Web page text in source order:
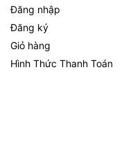
Đăng nhập
Đăng ký
Giỏ hàng
Hình Thức Thanh Toán